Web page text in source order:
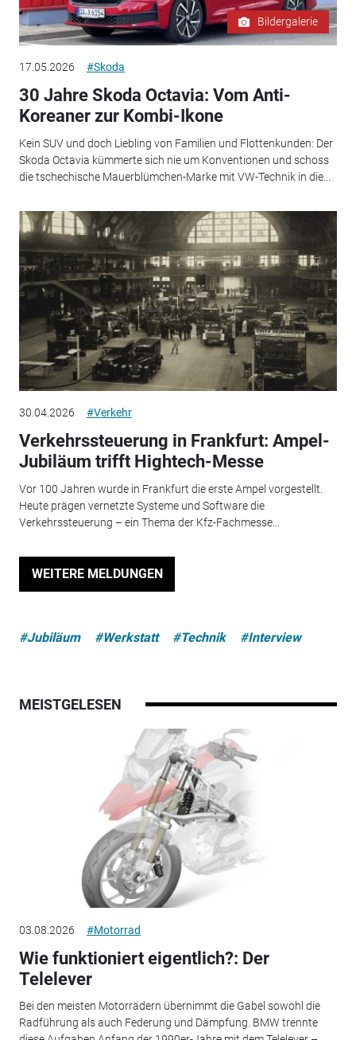
Bildergalerie
17.05.2026 #Skoda
30 Jahre Skoda Octavia: Vom Anti-
Koreaner zur Kombi-Ikone
Kein SUV und doch Liebling von Familien und Flottenkunden: Der
Skoda Octavia kümmerte sich nie um Konventionen und schoss
die tschechische Mauerblümchen-Marke mit VW-Technik in die...
30.04.2026 #Verkehr
Verkehrssteuerung in Frankfurt: Ampel-
Jubiläum trifft Hightech-Messe
Vor 100 Jahren wurde in Frankfurt die erste Ampel vorgestellt.
Heute prägen vernetzte Systeme und Software die
Verkehrssteuerung – ein Thema der Kfz-Fachmesse...
WEITERE MELDUNGEN
#Jubiläum #Werkstatt #Technik #Interview
MEISTGELESEN
03.08.2026 #Motorrad
Wie funktioniert eigentlich?: Der
Telelever
Bei den meisten Motorrädern übernimmt die Gabel sowohl die
Radführung als auch Federung und Dämpfung. BMW trennte